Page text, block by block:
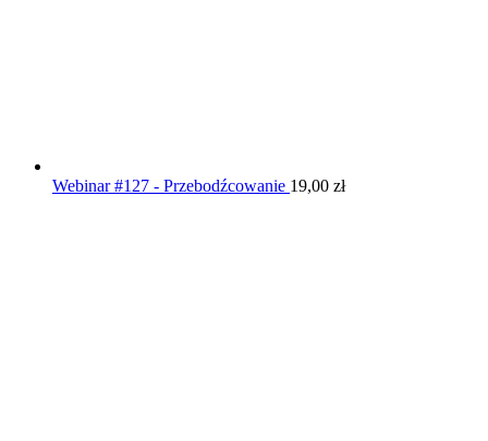
Webinar #127 - Przebodźcowanie 19,00 zł